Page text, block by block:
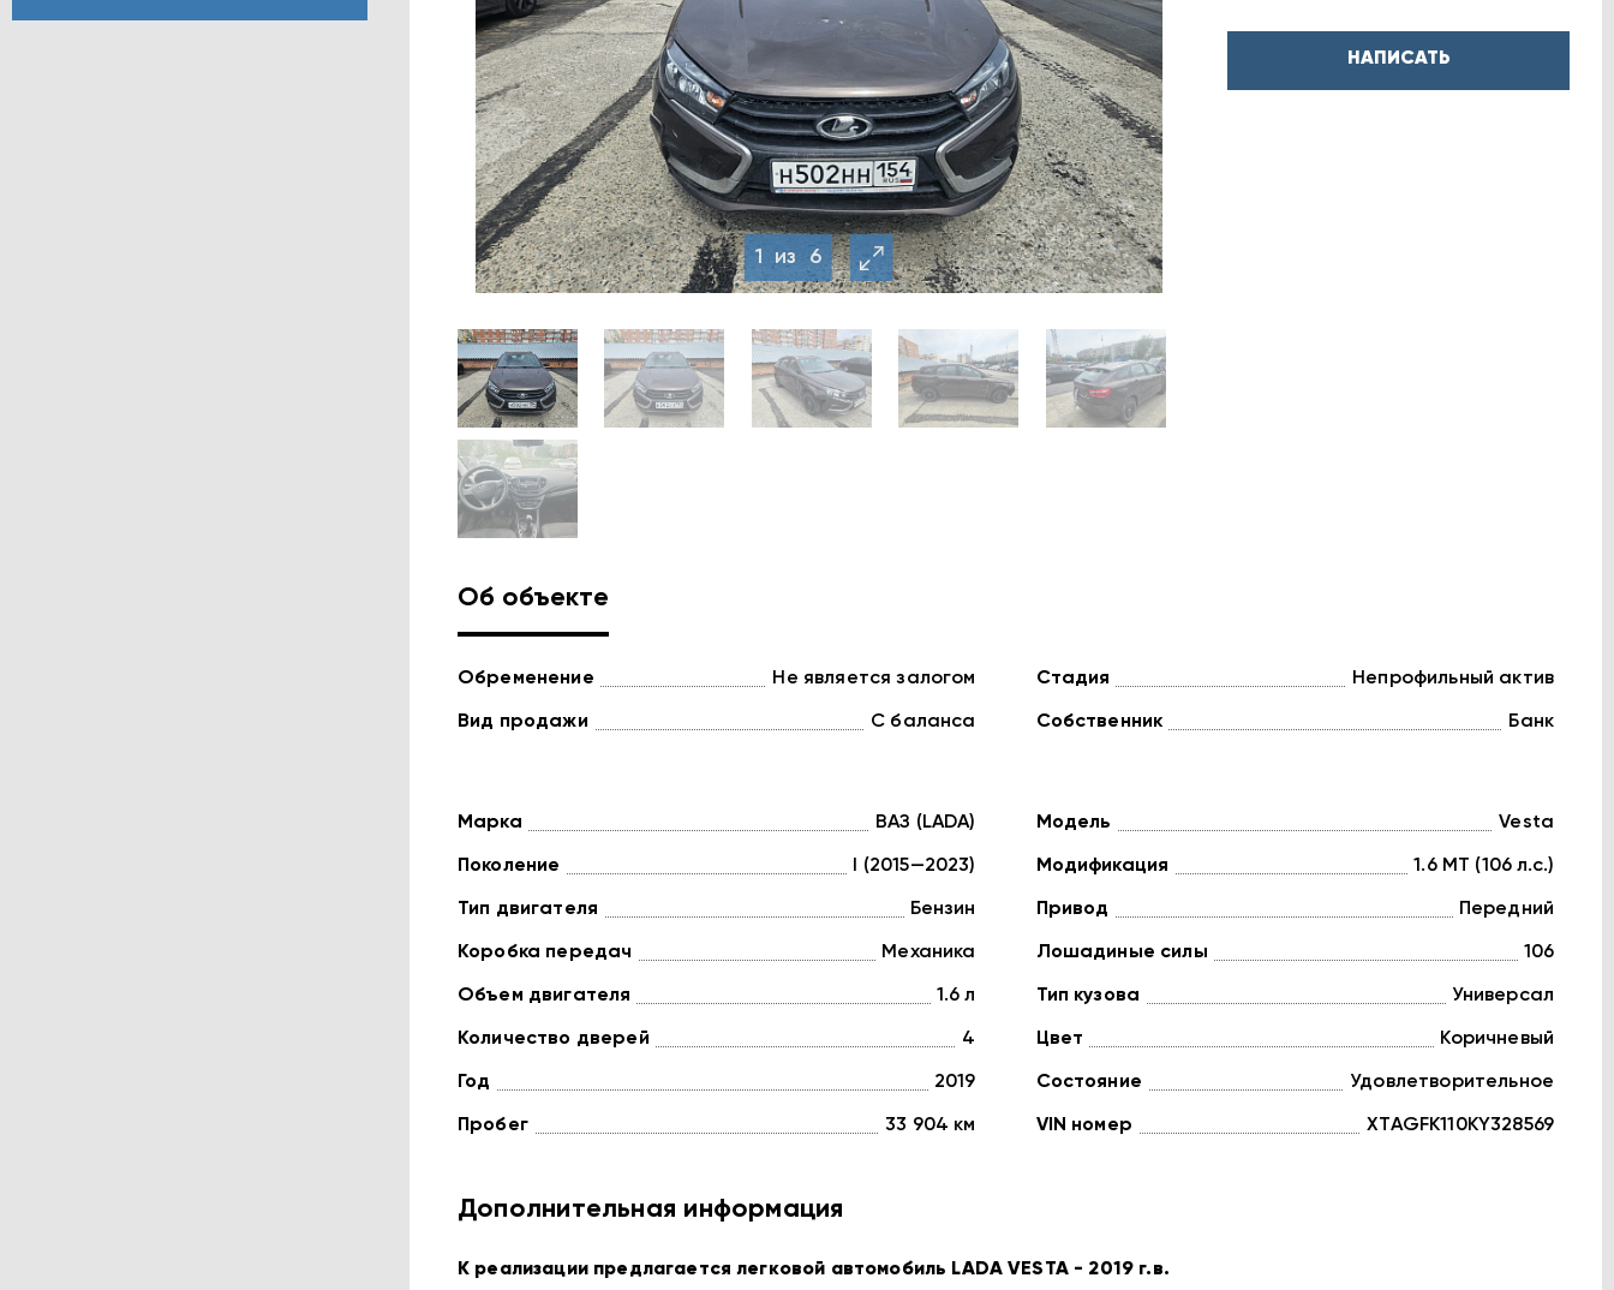
1 из 6
НАПИСАТЬ
Об объекте
Обременение Не является залогом
Вид продажи С баланса
Стадия Непрофильный актив
Собственник Банк
Марка ВАЗ (LADA)
Поколение I (2015—2023)
Тип двигателя Бензин
Коробка передач Механика
Объем двигателя 1.6 л
Количество дверей 4
Год 2019
Пробег 33 904 км
Модель Vesta
Модификация 1.6 MT (106 л.с.)
Привод Передний
Лошадиные силы 106
Тип кузова Универсал
Цвет Коричневый
Состояние Удовлетворительное
VIN номер XTAGFK110KY328569
Дополнительная информация
К реализации предлагается легковой автомобиль LADA VESTA - 2019 г.в.